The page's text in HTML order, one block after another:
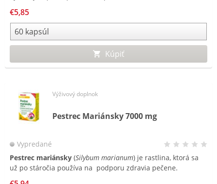
€5,85
Kúpiť
Výživový doplnok
Pestrec Mariánsky 7000 mg
Vypredané
Pestrec mariánsky (Silybum marianum) je rastlina, ktorá sa
už po stáročia používa na podporu zdravia pečene.